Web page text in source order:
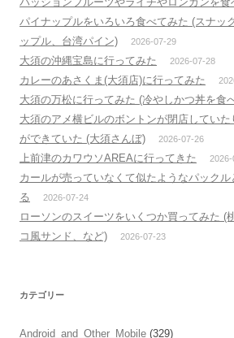
パイナップルをいろいろ食べてみた (スナッ
ップル、台湾パイン)
2026-07-29
大須の沖縄宝島に行ってみた 2026-07-28
カレーのあさくま(大須店)に行ってみた
大須の万松に行ってみた (冷やしかつ丼を食
大須のアメ横ビルのボントンが閉店してい
ができていた (大須さんぼ)
2026-07-26
上前津のカワウソAREAに行ってきた
カールが売っていなくて似たようなパック
る
2026-07-24
ローソンのスイーツをいくつか買ってみた (
コ風サンド、など)
2026-07-23
カテゴリー
Android_and_Other_Mobile (329)